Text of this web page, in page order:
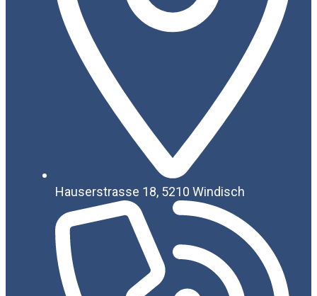
Hauserstrasse 18, 5210 Windisch